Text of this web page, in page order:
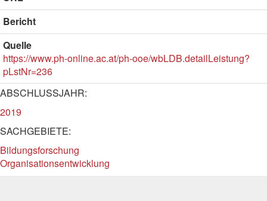
Bericht
Quelle
https://www.ph-online.ac.at/ph-ooe/wbLDB.detailLeistung?
pLstNr=236
ABSCHLUSSJAHR:
2019
SACHGEBIETE:
Bildungsforschung
Organisationsentwicklung